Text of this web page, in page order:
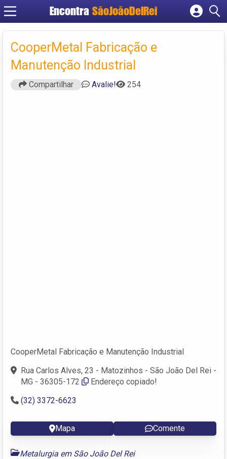
Encontra SãoJoãoDelRei
Cadastrar empresa
Fazer login
Criar conta
CooperMetal Fabricação e
Manutenção Industrial
Compartilhar Avalie! 254
CooperMetal Fabricação e Manutenção Industrial
Rua Carlos Alves, 23 - Matozinhos - São João Del Rei -
MG - 36305-172
Endereço copiado!
(32) 3372-6623
Mapa Comente
Metalurgia em São João Del Rei